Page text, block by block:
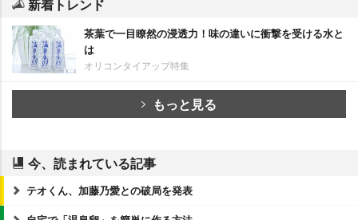
新着トレンド
茶葉で一目瞭然の浸透力！味の違いに衝撃を受ける水と
は
オリコンタイアップ特集
もっと見る
今、読まれている記事
テオくん、加藤乃愛との破局を発表